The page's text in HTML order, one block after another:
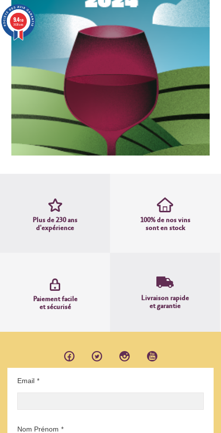
Plus de 230 ans
d'expérience
100% de nos vins
sont en stock
Paiement facile
et sécurisé
Livraison rapide
et garantie
Email *
Nom Prénom *
9.4/10
3638 avis